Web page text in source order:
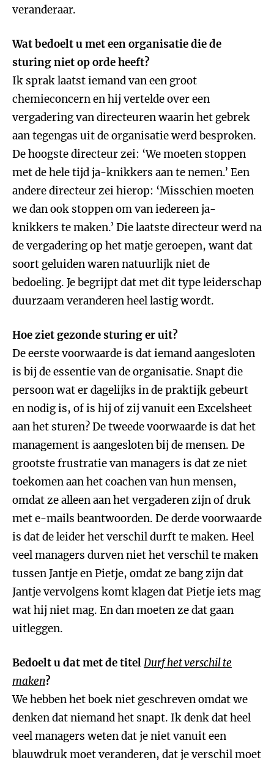
veranderaar.
Wat bedoelt u met een organisatie die de
sturing niet op orde heeft?
Ik sprak laatst iemand van een groot
chemieconcern en hij vertelde over een
vergadering van directeuren waarin het gebrek
aan tegengas uit de organisatie werd besproken.
De hoogste directeur zei: ‘We moeten stoppen
met de hele tijd ja-knikkers aan te nemen.’ Een
andere directeur zei hierop: ‘Misschien moeten
we dan ook stoppen om van iedereen ja-
knikkers te maken.’ Die laatste directeur werd na
de vergadering op het matje geroepen, want dat
soort geluiden waren natuurlijk niet de
bedoeling. Je begrijpt dat met dit type leiderschap
duurzaam veranderen heel lastig wordt.
Hoe ziet gezonde sturing er uit?
De eerste voorwaarde is dat iemand aangesloten
is bij de essentie van de organisatie. Snapt die
persoon wat er dagelijks in de praktijk gebeurt
en nodig is, of is hij of zij vanuit een Excelsheet
aan het sturen? De tweede voorwaarde is dat het
management is aangesloten bij de mensen. De
grootste frustratie van managers is dat ze niet
toekomen aan het coachen van hun mensen,
omdat ze alleen aan het vergaderen zijn of druk
met e-mails beantwoorden. De derde voorwaarde
is dat de leider het verschil durft te maken. Heel
veel managers durven niet het verschil te maken
tussen Jantje en Pietje, omdat ze bang zijn dat
Jantje vervolgens komt klagen dat Pietje iets mag
wat hij niet mag. En dan moeten ze dat gaan
uitleggen.
Bedoelt u dat met de titelDurf het verschil te
maken?
We hebben het boek niet geschreven omdat we
denken dat niemand het snapt. Ik denk dat heel
veel managers weten dat je niet vanuit een
blauwdruk moet veranderen, dat je verschil moet